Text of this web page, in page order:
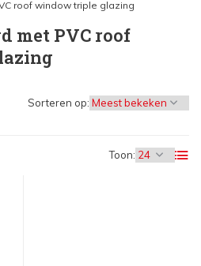
roof window triple glazing
met PVC roof
Toon:
Sorteren op: